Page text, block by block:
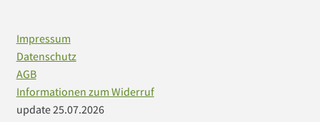
Impressum
Datenschutz
AGB
Informationen zum Widerruf
update 25.07.2026